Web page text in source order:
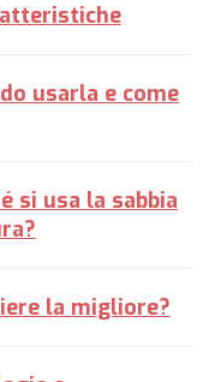
usarla e come
si usa la sabbia
la migliore?